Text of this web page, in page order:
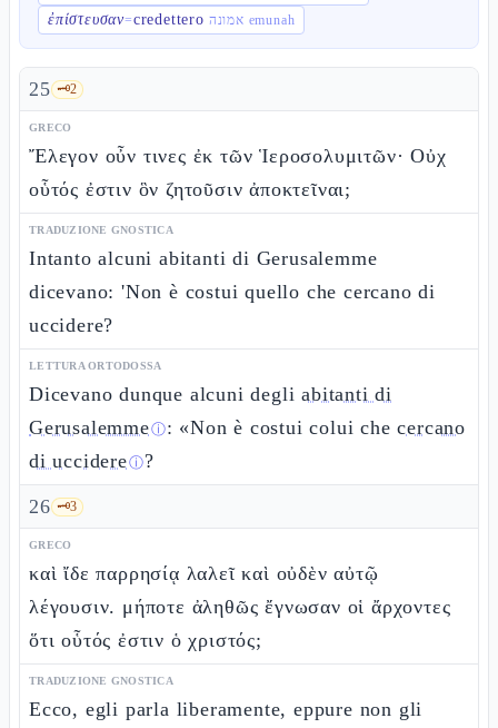
ἐπίστευσαν=credettero אמונה emunah
25 🗝️2
GRECO
Ἔλεγον οὖν τινες ἐκ τῶν Ἱεροσολυμιτῶν· Οὐχ
οὗτός ἐστιν ὃν ζητοῦσιν ἀποκτεῖναι;
TRADUZIONE GNOSTICA
Intanto alcuni abitanti di Gerusalemme
dicevano: 'Non è costui quello che cercano di
uccidere?
LETTURA ORTODOSSA
Dicevano dunque alcuni degliabitanti di
Gerusalemmeⓘ: «Non è costui colui checercano
di uccidereⓘ?
26 🗝️3
GRECO
καὶ ἴδε παρρησίᾳ λαλεῖ καὶ οὐδὲν αὐτῷ
λέγουσιν. μήποτε ἀληθῶς ἔγνωσαν οἱ ἄρχοντες
ὅτι οὗτός ἐστιν ὁ χριστός;
TRADUZIONE GNOSTICA
Ecco, egli parla liberamente, eppure non gli